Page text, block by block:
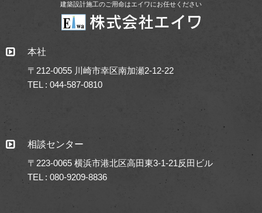
建築設計施工のご用命はエイワにお任せください
本社
〒212-0055 川崎市幸区南加瀬2-12-22
TEL : 044-587-0810
相談センター
〒223-0065 横浜市港北区高田東3-1-21反田ビル
TEL : 080-9209-8836